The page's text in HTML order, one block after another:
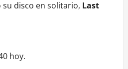
su disco en solitario, Last
hoy.